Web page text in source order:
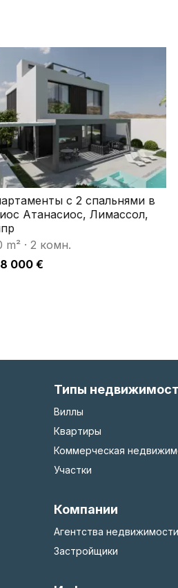
с 2 спальнями в
Атанасиос, Лимассол,
m² · 2 комн.
000 €
Типы
Виллы
Квартиры
Коммерческая
Участки
Компании
Агентства недвижимости
Застройщики